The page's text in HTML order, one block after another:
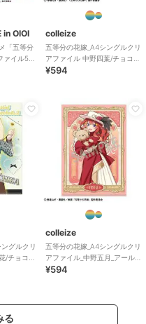
in OIOI
「五等分
イル5種
colleize
五等分の花嫁_A4シングルクリ
アファイル 中野四葉/チョコミ
ントGAL
¥594
グルクリ
/チョコミ
colleize
五等分の花嫁_A4シングルクリ
アファイル_中野五月_アールヌ
ーヴォー
¥594
る